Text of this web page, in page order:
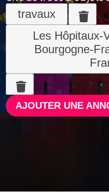
travaux
Les Hôpitaux-
Bourgogne-
AJOUTER UNE